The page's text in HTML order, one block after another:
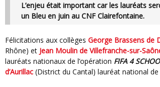
L’enjeu était important car les lauréats
un Bleuen juin au CNF Clairefontaine.
Félicitations aux collèges George Brassens de
Rhône) et Jean Moulin de Villefranche-sur-
lauréats nationaux de l’opération FIFA 4
d’Aurillac (District du Cantal) lauréat national de